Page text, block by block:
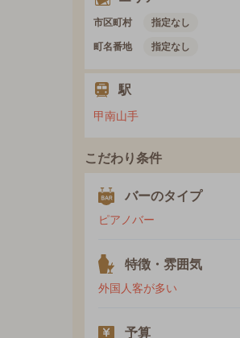
市区町村 指定なし
町名番地 指定なし
駅
甲南山手
こだわり条件
バーのタイプ
ピアノバー
特徴・雰囲気
外国人客が多い
予算